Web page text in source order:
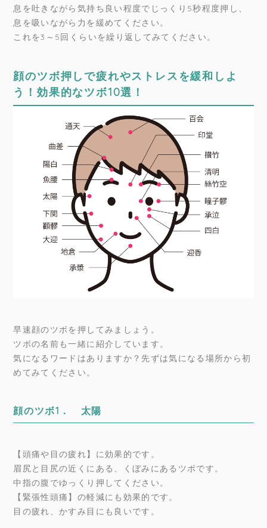
息を吐きながら気持ち良い程度でじっくり5秒程度押し、
息を吸いながら力を緩めてください。
これを3～5回くらいを繰り返してみてください。
顔のツボ押しで疲れやストレスを緩和しよ
う！効果的なツボ10選！
早速顔のツボを押してみましょう。
ツボの名前も一緒に紹介しています。
気になるワードはありますか？先ずは気になる場所から初
めてみてください。
顔のツボ1． 太陽
【頭痛や目の疲れ】に効果的です。
眉尻と目尻の近くにある、くぼみにあるツボです。
中指の腹でゆっくり押してください。
【緊張性頭痛】の軽減にも効果的です。
目の疲れ、かすみ目にも良いです。